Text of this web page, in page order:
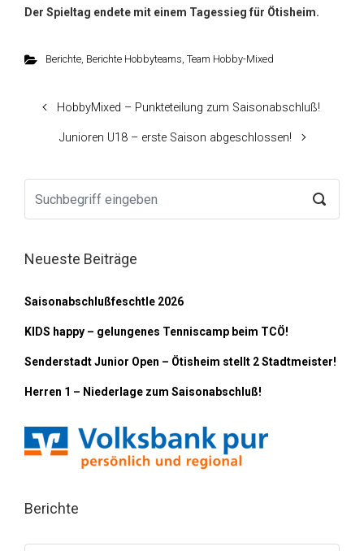
Der Spieltag endete mit einem Tagessieg für Ötisheim.
Berichte, Berichte Hobbyteams, Team Hobby-Mixed
HobbyMixed – Punkteteilung zum Saisonabschluß!
Junioren U18 – erste Saison abgeschlossen!
Neueste Beiträge
Saisonabschlußfeschtle 2026
KIDS happy – gelungenes Tenniscamp beim TCÖ!
Senderstadt Junior Open – Ötisheim stellt 2 Stadtmeister!
Herren 1 – Niederlage zum Saisonabschluß!
Berichte